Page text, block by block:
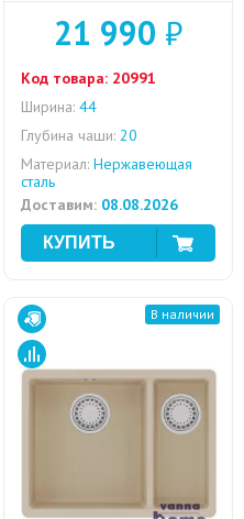
21 990 ₽
Код товара: 20991
Ширина: 44
Глубина чаши: 20
Материал: Нержавеющая
сталь
Доставим: 08.08.2026
В наличии